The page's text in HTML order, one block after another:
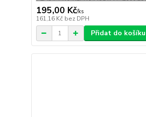
195,00 Kč/ks
161,16 Kč bez DPH
Přidat do košíku